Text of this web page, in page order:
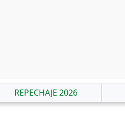
REPECHAJE 2026